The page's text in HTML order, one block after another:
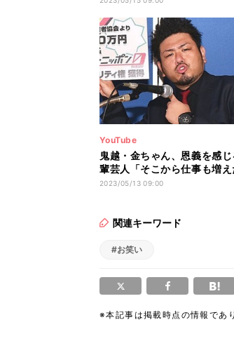
YouTube
鬼越・金ちゃん、恩義を感
輩芸人「そこから仕事も増え
2023/05/13 09:00
関連キーワード
#お笑い
※本記事は掲載時点の情報であ